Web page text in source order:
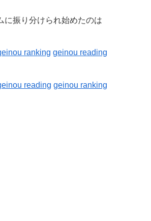
振り分けられ始めたのは
ranking geinou reading
reading geinou ranking